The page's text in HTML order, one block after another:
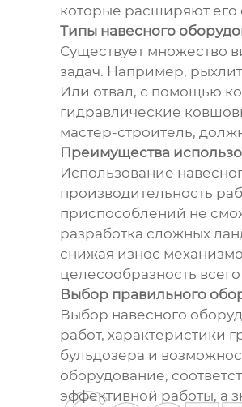
которые расширяют его
Типы навесного
Существует множество
задач. Например,
Или отвал, с помощью
гидравлические
мастер-строитель,
Преимущества
Использование
производительность
приспособлений не
разработка сложных
снижая износ
целесообразность
Выбор правильного
Выбор навесного
работ, характеристики
бульдозера и
оборудование,
эффективной работы, а